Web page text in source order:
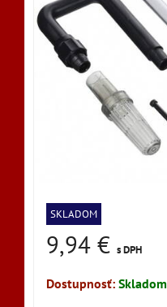
SKLADOM
9,94 € s DPH
Dostupnosť: Skladom